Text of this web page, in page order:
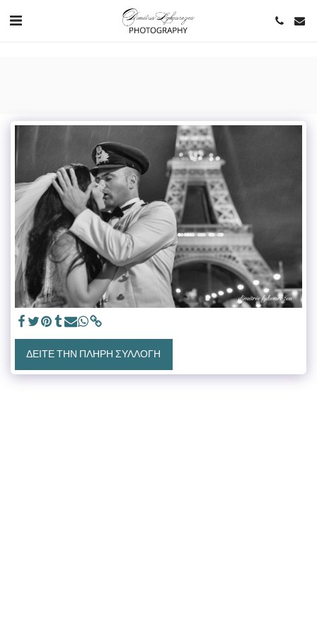
https://www.youtube.com/channel/UCNlqkSfR-Bi1SAAf6cDlUaQ
ΔΕΊΤΕ ΤΗΝ ΠΛΉΡΗ ΣΥΛΛΟΓΉ